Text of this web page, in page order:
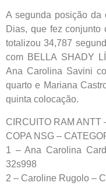
A segunda posição da
Dias, que fez conjunto
totalizou 34,787
com BELLA SHADY
Ana Carolina Savini
quarto e Mariana
quinta colocação.
CIRCUITO RAM ANTT
COPA NSG –
1 – Ana Carolina
32s998
2 – Caroline Rugolo –